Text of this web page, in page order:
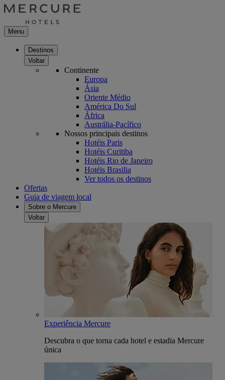
Menu
Destinos
Voltar
Continente
Europa
Ásia
Oriente Médio
América Do Sul
África
Austrália-Pacífico
Nossos principais destinos
Hotéis Paris
Hotéis Curitiba
Hotéis Rio de Janeiro
Hotéis Brasilia
Ver todos os destinos
Ofertas
Guia de viagem local
Sobre o Mercure
Voltar
Experiência Mercure
Descubra o que torna cada hotel e estadia Mercure
única